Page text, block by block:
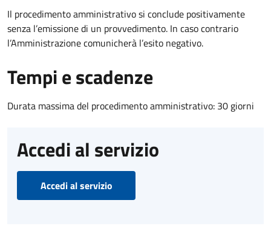
Il procedimento amministrativo si conclude positivamente
senza l’emissione di un provvedimento. In caso contrario
l’Amministrazione comunicherà l’esito negativo.
Tempi e scadenze
Durata massima del procedimento amministrativo: 30 giorni
Accedi al servizio
Accedi al servizio